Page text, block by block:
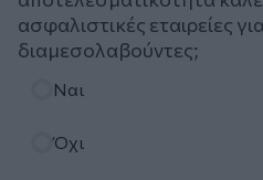
ασφαλιστικές εταιρείες
διαμεσολαβούντες;
Ναι
Όχι